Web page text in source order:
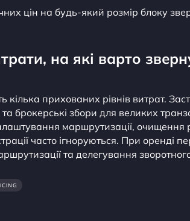
цін на будь-який розмір блоку
на які варто
кілька прихованих рівнів витрат.
брокерські збори для великих
маршрутизації, очищення
часто ігноруються. При оренді
та делегування